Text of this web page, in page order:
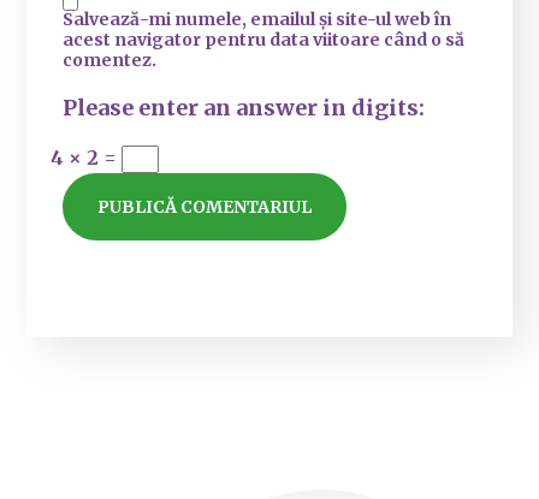
Salvează-mi numele, emailul și site-ul web în
acest navigator pentru data viitoare când o să
comentez.
Please enter an answer in digits:
4 × 2 =